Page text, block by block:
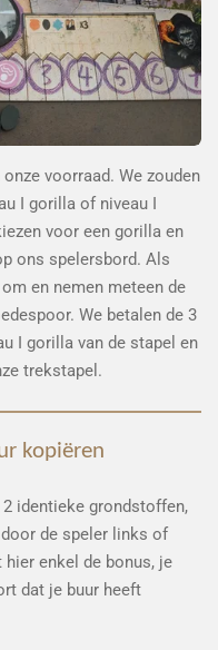
voorraad. We zouden
I gorilla of niveau I
voor een gorilla en
ons spelersbord. Als
en nemen meteen de
We betalen de 3
I gorilla van de stapel en
trekstapel.
kopiëren
identieke grondstoffen,
de speler links of
enkel de bonus, je
dat je buur heeft